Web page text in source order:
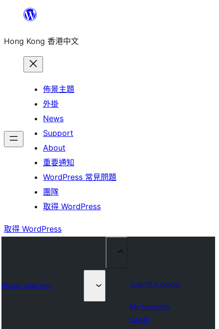
主
Hong Kong 香港中文
佈景主題
外掛
News
Support
About
重要通知
WordPress 常見問題
團隊
取得 WordPress
取得 WordPress
Plugin Directory Submit a plugin
My favorites
Log in